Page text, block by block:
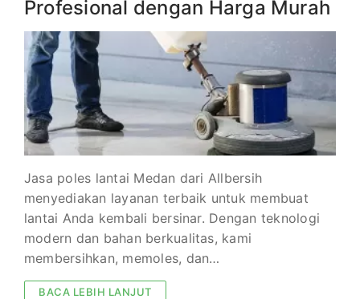
Profesional dengan Harga Murah
Jasa poles lantai Medan dari Allbersih
menyediakan layanan terbaik untuk membuat
lantai Anda kembali bersinar. Dengan teknologi
modern dan bahan berkualitas, kami
membersihkan, memoles, dan…
BACA LEBIH LANJUT